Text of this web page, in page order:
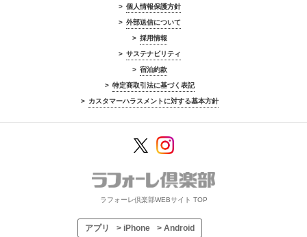
個人情報保護方針
外部送信について
採用情報
サステナビリティ
宿泊約款
特定商取引法に基づく表記
カスタマーハラスメントに対する基本方針
ラフォーレ倶楽部WEBサイト TOP
アプリ > iPhone > Android